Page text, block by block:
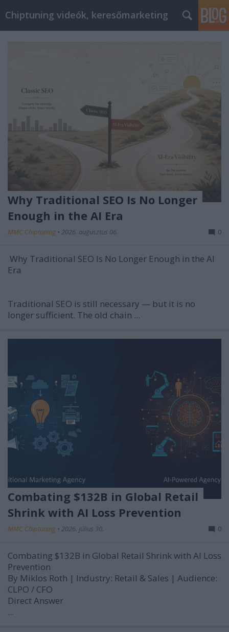
Chiptuning videók, keresőmarketing
Why Traditional SEO Is No Longer
Enough in the AI Era
MMC Chiptuning • 2026. augusztus 06. 0
Why Traditional SEO Is No Longer Enough in the AI
Era
Traditional SEO is still necessary — but it is no
longer sufficient. The old chain ...
Combating $132B in Global Retail
Shrink with AI Loss Prevention
MMC Chiptuning • 2026. július 30. 0
Combating $132B in Global Retail Shrink with AI Loss
Prevention
By Miklos Roth | Industry: Retail & Sales | Audience:
CLPO / CFO
Direct Answer
...